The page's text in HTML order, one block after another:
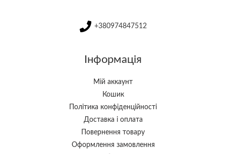
+380974847512
Інформація
Мій аккаунт
Кошик
Політика конфіденційності
Доставка і оплата
Повернення товару
Оформлення замовлення